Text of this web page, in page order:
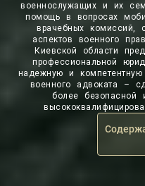
военнослужащих и их
помощь в вопросах
врачебных комиссий,
аспектов военного
Киевской области
профессиональной
надежную и
военного адвоката –
более безопасной